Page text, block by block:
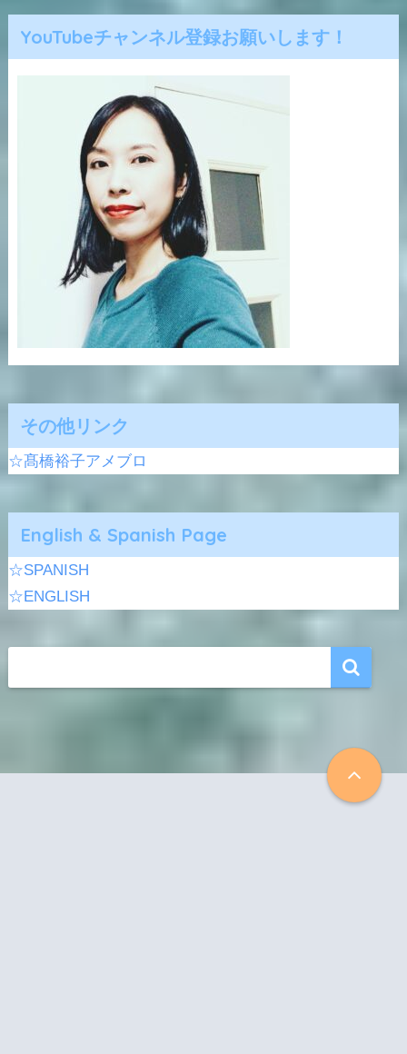
YouTubeチャンネル登録お願いします！
その他リンク
☆髙橋裕子アメブロ
English & Spanish Page
☆SPANISH
☆ENGLISH